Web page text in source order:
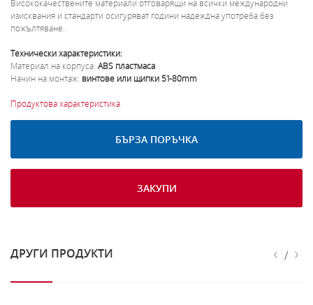
Висококачествените материали отговарящи на всички международни
изисквания и стандарти осигуряват години надеждна употреба без
пожълтяване.
Технически характеристики:
Материал на корпуса: ABS пластмаса
Начин на монтаж: винтове или щипки 51-80mm
Продуктова характеристика
БЪРЗА ПОРЪЧКА
ЗАКУПИ
ДРУГИ ПРОДУКТИ ‹ / ›